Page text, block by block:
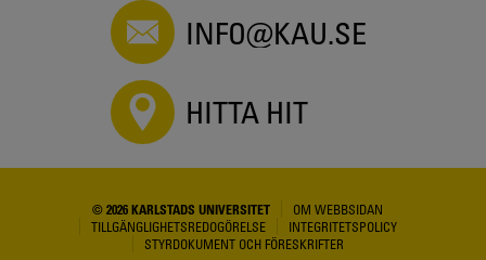
INFO@KAU.SE
HITTA HIT
© 2026 KARLSTADS UNIVERSITET
OM WEBBSIDAN
TILLGÄNGLIGHETSREDOGÖRELSE
INTEGRITETSPOLICY
STYRDOKUMENT OCH FÖRESKRIFTER